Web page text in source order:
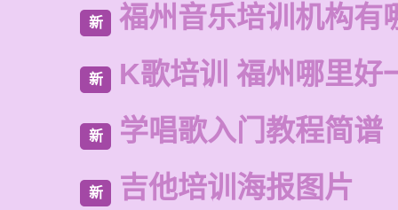
新 福州音乐培训机构有
新 K歌培训 福州哪里好
新 学唱歌入门教程简谱
新 吉他培训海报图片